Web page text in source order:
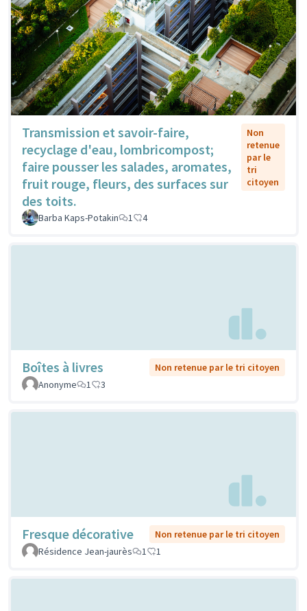
Transmission et savoir-faire,
recyclage d'eau, lombricompost;
faire pousser les salades, aromates,
fruit rouge, fleurs, des surfaces sur
des toits.
Non
retenue
par le
tri
citoyen
Barba Kaps-Potakin 1 4
Boîtes à livres
Non retenue par le tri citoyen
Anonyme
1 3
Fresque décorative
Non retenue par le tri citoyen
Résidence Jean-jaurès
1 1